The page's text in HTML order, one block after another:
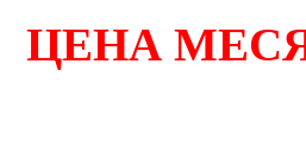
ЦЕНА